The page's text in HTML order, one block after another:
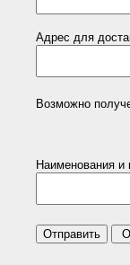
Адрес для
Возможно
Наименования и